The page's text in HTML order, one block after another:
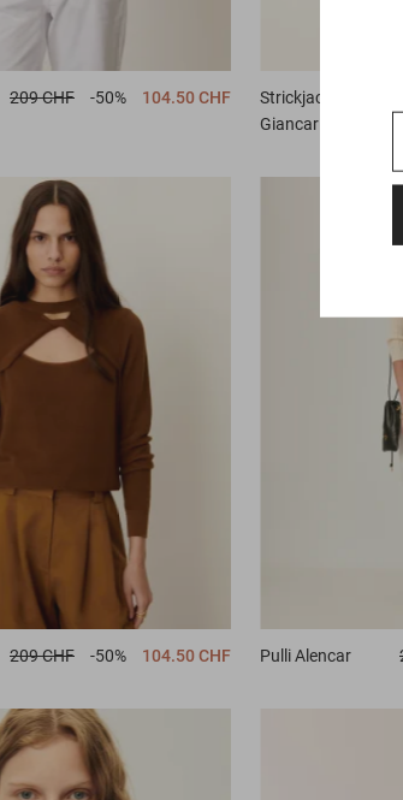
209 CHF -50% 104.50 CHF
Strickjacke
Giancarlo
209 CHF -50% 104.50 CHF Pulli Alencar